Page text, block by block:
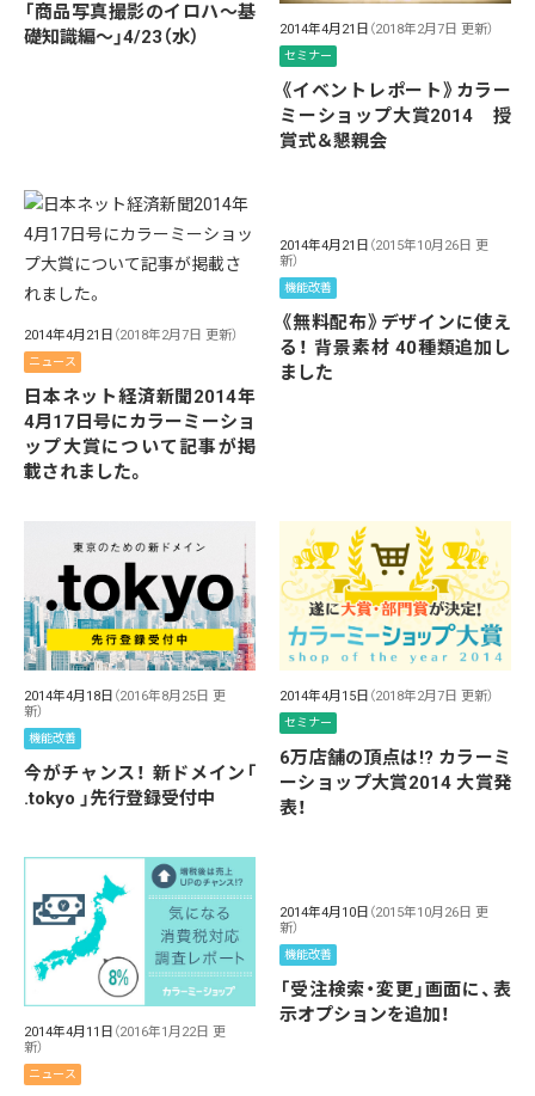
「商品写真撮影のイロハ〜基
礎知識編〜」4/23（水）
2014年4月21日 （2018年2月7日 更新）
セミナー
《イベントレポート》カラー
ミーショップ大賞2014 授
賞式＆懇親会
2014年4月21日 （2018年2月7日 更新）
ニュース
日本ネット経済新聞2014年
4月17日号にカラーミーショ
ップ大賞について記事が掲
載されました。
2014年4月21日 （2015年10月26日 更
新）
機能改善
《無料配布》デザインに使え
る！ 背景素材 40種類追加し
ました
2014年4月18日 （2016年8月25日 更
新）
機能改善
今がチャンス！ 新ドメイン「
.tokyo 」先行登録受付中
2014年4月15日 （2018年2月7日 更新）
セミナー
6万店舗の頂点は!? カラーミ
ーショップ大賞2014 大賞発
表！
2014年4月11日 （2016年1月22日 更
新）
ニュース
2014年4月10日 （2015年10月26日 更
新）
機能改善
「受注検索・変更」画面に、表
示オプションを追加！